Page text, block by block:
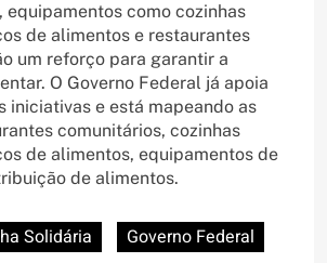
equipamentos como cozinhas
de alimentos e restaurantes
um reforço para garantir a
O Governo Federal já apoia
iniciativas e está mapeando as
comunitários, cozinhas
de alimentos, equipamentos de
de alimentos.
Solidária
Governo Federal